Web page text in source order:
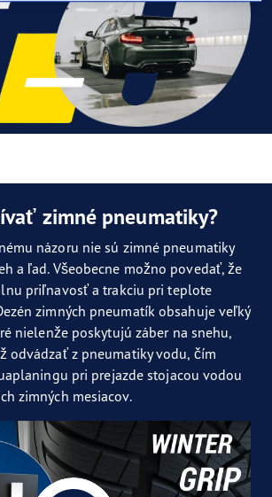
zimné pneumatiky?
názoru nie sú zimné pneumatiky
a ľad. Všeobecne možno povedať, že
priľnavosť a trakciu pri teplote
zimných pneumatík obsahuje veľký
nielenže poskytujú záber na snehu,
odvádzať z pneumatiky vodu, čím
pri prejazde stojacou vodou
zimných mesiacov.